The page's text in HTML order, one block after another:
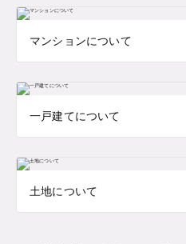
マンションについて
一戸建てについて
土地について